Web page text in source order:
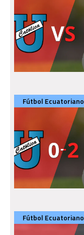
Fútbol Ecuatoriano
Fútbol Ecuatoriano